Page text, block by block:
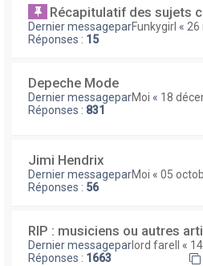
Récapitulatif des sujets
Dernier messageparFunkygirl « 26
Réponses : 15
Depeche Mode
Dernier messageparMoi « 18
Réponses : 831
Jimi Hendrix
Dernier messageparMoi « 05
Réponses : 56
RIP : musiciens ou autres
Dernier messageparlord farell «
Réponses : 1663